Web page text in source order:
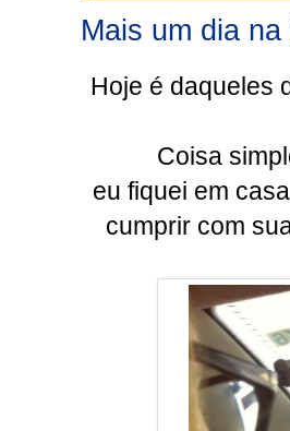
Mais um dia
Hoje é daqueles
Coisa
eu fiquei em
cumprir com